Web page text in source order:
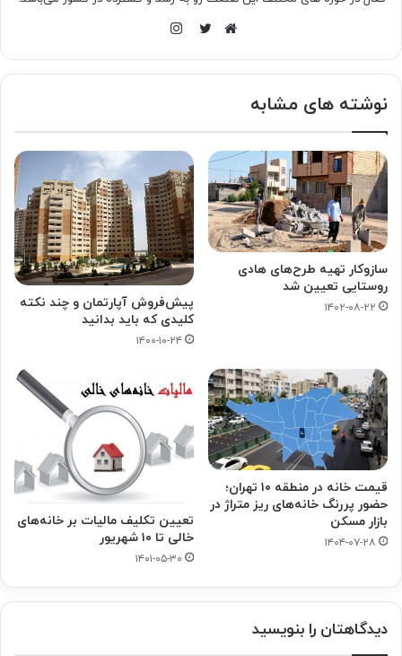
نوشته های مشابه
سازوکار تهیه طرح‌های هادی
روستایی تعیین شد
۱۴۰۲-۰۸-۲۲
پیش‌فروش آپارتمان و چند نکته
کلیدی که باید بدانید
۱۴۰۰-۱۰-۲۴
قیمت خانه در منطقه ۱۰ تهران؛
حضور پررنگ خانه‌های ریز متراژ در
بازار مسکن
۱۴۰۴-۰۷-۲۸
تعیین تکلیف مالیات بر خانه‌های
خالی تا ۱۰ شهریور
۱۴۰۱-۰۵-۳۰
دیدگاهتان را بنویسید